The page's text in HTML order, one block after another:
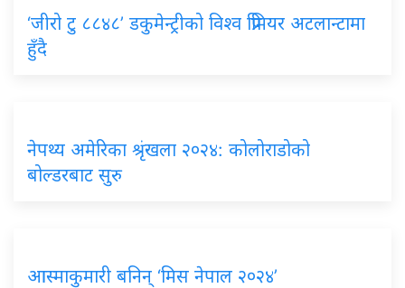
‘जीरो टु ८८४८’ डकुमेन्ट्रीको विश्व प्रिमियर अटलान्टामा
हुँदै
नेपथ्य अमेरिका श्रृंखला २०२४: कोलोराडोको
बोल्डरबाट सुरु
आस्माकुमारी बनिन् ‘मिस नेपाल २०२४’